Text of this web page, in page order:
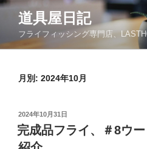
コ
ン
道具屋日記
フライフィッシング専門店、
月別: 2024年10月
投
稿
日:
2024年10月31日
完成品フライ、＃8ウ